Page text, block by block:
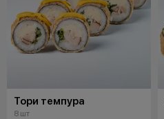
Тори темпура
8 шт